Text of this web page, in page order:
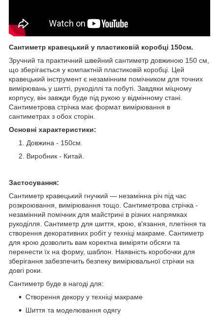
Сантиметр кравецький у пластиковій коробці 150см.
Зручний та практичний швейний сантиметр довжиною 150 см,
що зберігається у компактній пластиковій коробці. Цей
кравецький інструмент є незамінним помічником для точних
вимірювань у шитті, рукоділлі та побуті. Завдяки міцному
корпусу, він завжди буде під рукою у відмінному стані.
Сантиметрова стрічка має формат вимірювання в
сантиметрах з обох сторін.
Основні характеристики:
Довжина - 150см.
Виробник - Китай.
Застосування:
Сантиметр кравецький гнучкий — незамінна річ під час
розкроювання, вимірювання тощо. Сантиметрова стрічка -
незамінний помічник для майстрині в різних напрямках
рукоділля. Сантиметр для шиття, крою, в'язання, плетіння та
створення декоративних робіт у техніці макраме. Сантиметр
для крою дозволить вам коректна виміряти обсяги та
перенести їх на форму, шаблон. Наявність коробочки для
зберігання забезпечить безпеку вимірювальної стрічки на
довгі роки.
Сантиметр буде в нагоді для:
Створення декору у техніці макраме
Шиття та моделювання одягу